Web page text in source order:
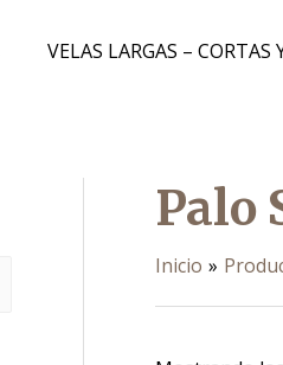
VELAS LARGAS – CORTAS
Palo
Inicio